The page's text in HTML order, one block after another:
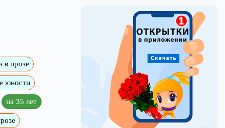
в прозе
юности
на 35 лет